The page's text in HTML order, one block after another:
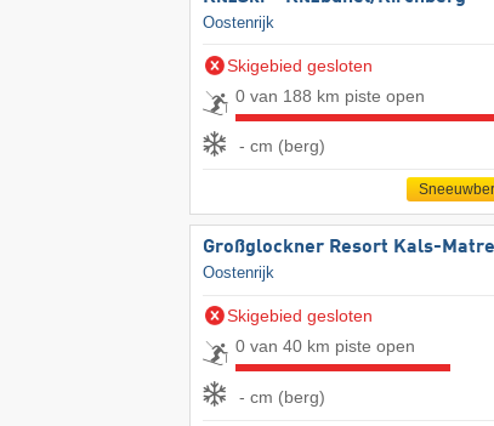
Oostenrijk
Skigebied gesloten
0 van 188 km piste open
- cm (berg)
Großglockner Resort Kals-
Oostenrijk
Skigebied gesloten
0 van 40 km piste open
- cm (berg)